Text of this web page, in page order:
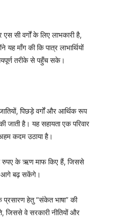
सी वर्गों के लिए लाभकारी है,
माँग की कि पात्र लाभार्थियों
तरीके से पहुँच सके।
पिछड़े वर्गों और आर्थिक रूप
जाती है। यह सहायता एक परिवार
कदम उठाया है।
रुपए के ऋण माफ किए हैं, जिससे
आगे बढ़ सकेंगे।
प्रसारण हेतु “संकेत भाषा” की
जिससे वे सरकारी नीतियों और